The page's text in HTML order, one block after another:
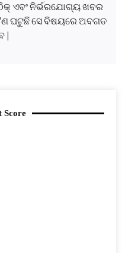
ଏବଂ ନିର୍ଭରଯୋଗ୍ୟ ଖବର
ଘଟୁଛି ସେ ବିଷୟରେ ଅବଗତ
|
Score